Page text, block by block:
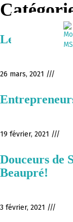
Le printemps
26 mars, 2021 ///
19 février, 2021 ///
Douceurs de
Beaupré!
3 février, 2021 ///